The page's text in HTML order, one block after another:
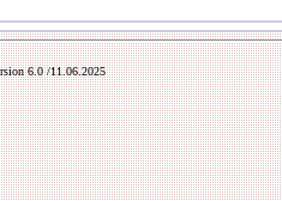
6.0/11.06.2025